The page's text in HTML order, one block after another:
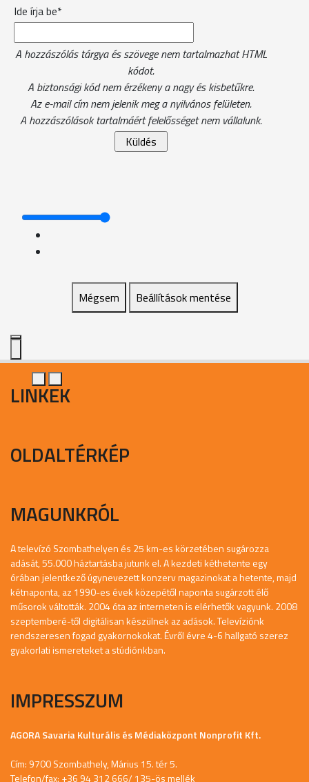
Ide írja be*
A hozzászólás tárgya és szövege nem tartalmazhat HTML
kódot.
A biztonsági kód nem érzékeny a nagy és kisbetűkre.
Az e-mail cím nem jelenik meg a nyilvános felületen.
A hozzászólások tartalmáért felelősséget nem vállalunk.
Mégsem Beállítások mentése
LINKEK
OLDALTÉRKÉP
MAGUNKRÓL
A televízó Szombathelyen és 25 km-es körzetében sugározza
adását, 55.000 háztartásba jutunk el. A kezdeti kéthetente egy
órában jelentkező úgynevezett konzerv magazinokat a hetente, majd
kétnaponta, az 1990-es évek közepétől naponta sugárzott élő
műsorok váltották. 2004 óta az interneten is elérhetők vagyunk. 2008
szeptemberé-től digitálisan készülnek az adások. Televíziónk
rendszeresen fogad gyakornokokat. Évről évre 4-6 hallgató szerez
gyakorlati ismereteket a stúdiónkban.
IMPRESSZUM
AGORA Savaria Kulturális és Médiaközpont Nonprofit Kft.
Cím: 9700 Szombathely, Márius 15. tér 5.
Telefon/fax: +36 94 312 666/ 135-ös mellék